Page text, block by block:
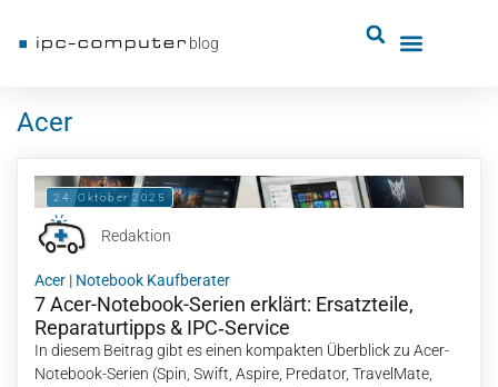
blog
Acer
24. Oktober 2025
Redaktion
Acer | Notebook Kaufberater
7 Acer-Notebook-Serien erklärt: Ersatzteile,
Reparaturtipps & IPC‑Service
In diesem Beitrag gibt es einen kompakten Überblick zu Acer-
Notebook-Serien (Spin, Swift, Aspire, Predator, TravelMate,